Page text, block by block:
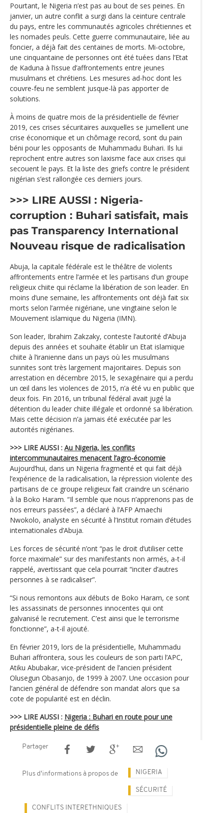
Pourtant, le Nigeria n’est pas au bout de ses peines. En
janvier, un autre conflit a surgi dans la ceinture centrale
du pays, entre les communautés agricoles chrétiennes et
les nomades peuls. Cette guerre communautaire, liée au
foncier, a déjà fait des centaines de morts. Mi-octobre,
une cinquantaine de personnes ont été tuées dans l’Etat
de Kaduna à l’issue d’affrontements entre jeunes
musulmans et chrétiens. Les mesures ad-hoc dont les
couvre-feu ne semblent jusque-là pas apporter de
solutions.
À moins de quatre mois de la présidentielle de février
2019, ces crises sécuritaires auxquelles se jumellent une
crise économique et un chômage record, sont du pain
béni pour les opposants de Muhammadu Buhari. Ils lui
reprochent entre autres son laxisme face aux crises qui
secouent le pays. Et la liste des griefs contre le président
nigérian s’est rallongée ces derniers jours.
>>> LIRE AUSSI : Nigeria-
corruption : Buhari satisfait, mais
pas Transparency International
Nouveau risque de radicalisation
Abuja, la capitale fédérale est le théâtre de violents
affrontements entre l’armée et les partisans d’un groupe
religieux chiite qui réclame la libération de son leader. En
moins d’une semaine, les affrontements ont déjà fait six
morts selon l’armée nigériane, une vingtaine selon le
Mouvement islamique du Nigeria (IMN).
Son leader, Ibrahim Zakzaky, conteste l’autorité d’Abuja
depuis des années et souhaite établir un Etat islamique
chiite à l’iranienne dans un pays où les musulmans
sunnites sont très largement majoritaires. Depuis son
arrestation en décembre 2015, le sexagénaire qui a perdu
un œil dans les violences de 2015, n’a été vu en public que
deux fois. Fin 2016, un tribunal fédéral avait jugé la
détention du leader chiite illégale et ordonné sa libération.
Mais cette décision n’a jamais été exécutée par les
autorités nigérianes.
>>> LIRE AUSSI : Au Nigeria, les conflits
intercommunautaires menacent l’agro-économie
Aujourd’hui, dans un Nigeria fragmenté et qui fait déjà
l’expérience de la radicalisation, la répression violente des
partisans de ce groupe religieux fait craindre un scénario
à la Boko Haram. “Il semble que nous n’apprenons pas de
nos erreurs passées”, a déclaré à l’AFP Amaechi
Nwokolo, analyste en sécurité à l’Institut romain d‘études
internationales d’Abuja.
Les forces de sécurité n’ont “pas le droit d’utiliser cette
force maximale” sur des manifestants non armés, a-t-il
rappelé, avertissant que cela pourrait “inciter d’autres
personnes à se radicaliser”.
“Si nous remontons aux débuts de Boko Haram, ce sont
les assassinats de personnes innocentes qui ont
galvanisé le recrutement. C’est ainsi que le terrorisme
fonctionne”, a-t-il ajouté.
En février 2019, lors de la présidentielle, Muhammadu
Buhari affrontera, sous les couleurs de son parti l’APC,
Atiku Abubakar, vice-président de l’ancien président
Olusegun Obasanjo, de 1999 à 2007. Une occasion pour
l’ancien général de défendre son mandat alors que sa
cote de popularité est en déclin.
>>> LIRE AUSSI : Nigeria : Buhari en route pour une
présidentielle pleine de défis
Partager
Plus d'informations à propos de NIGERIA
SÉCURITÉ
CONFLITS INTERETHNIQUES